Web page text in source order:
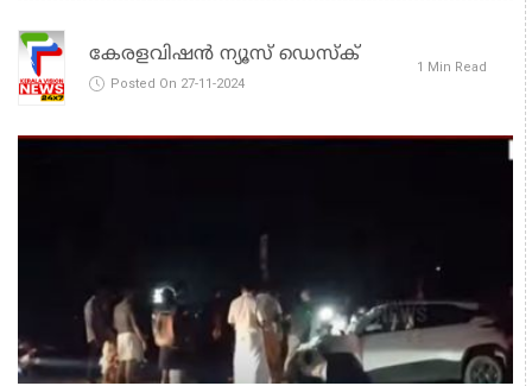
കേരളവിഷൻ ന്യൂസ് ഡെസ്‌ക്
Posted On 27-11-2024
1 Min Read